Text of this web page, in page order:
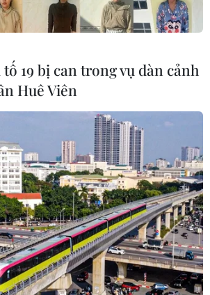
bang Mỹ: Mỹ, EU có thể
thoái
có thể tránh rơi vào suy thoái đòi
chính sách tiền tệ, khi các ngân
cực tăng lãi suất để làm chậm
phải được thực thi.
19 bị can trong vụ dàn cảnh
Huê Viên